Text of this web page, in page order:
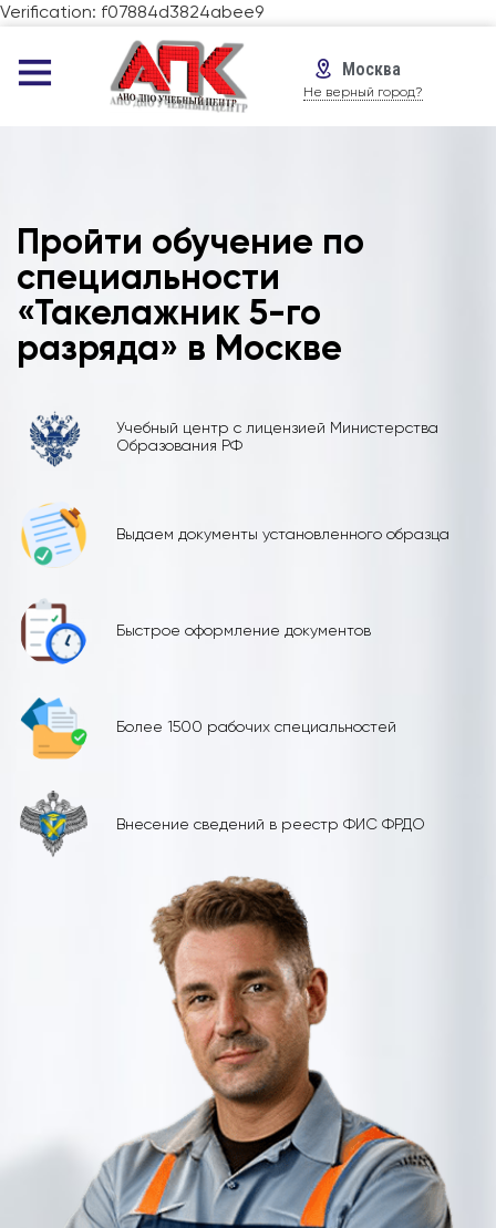
Verification: f07884d3824abee9
Москва
Не верный город?
Пройти обучение по
специальности
«Такелажник 5-го
разряда» в Москве
Учебный центр с лицензией Министерства
Образования РФ
Выдаем документы установленного образца
Быстрое оформление документов
Более 1500 рабочих специальностей
Внесение сведений в реестр ФИС ФРДО